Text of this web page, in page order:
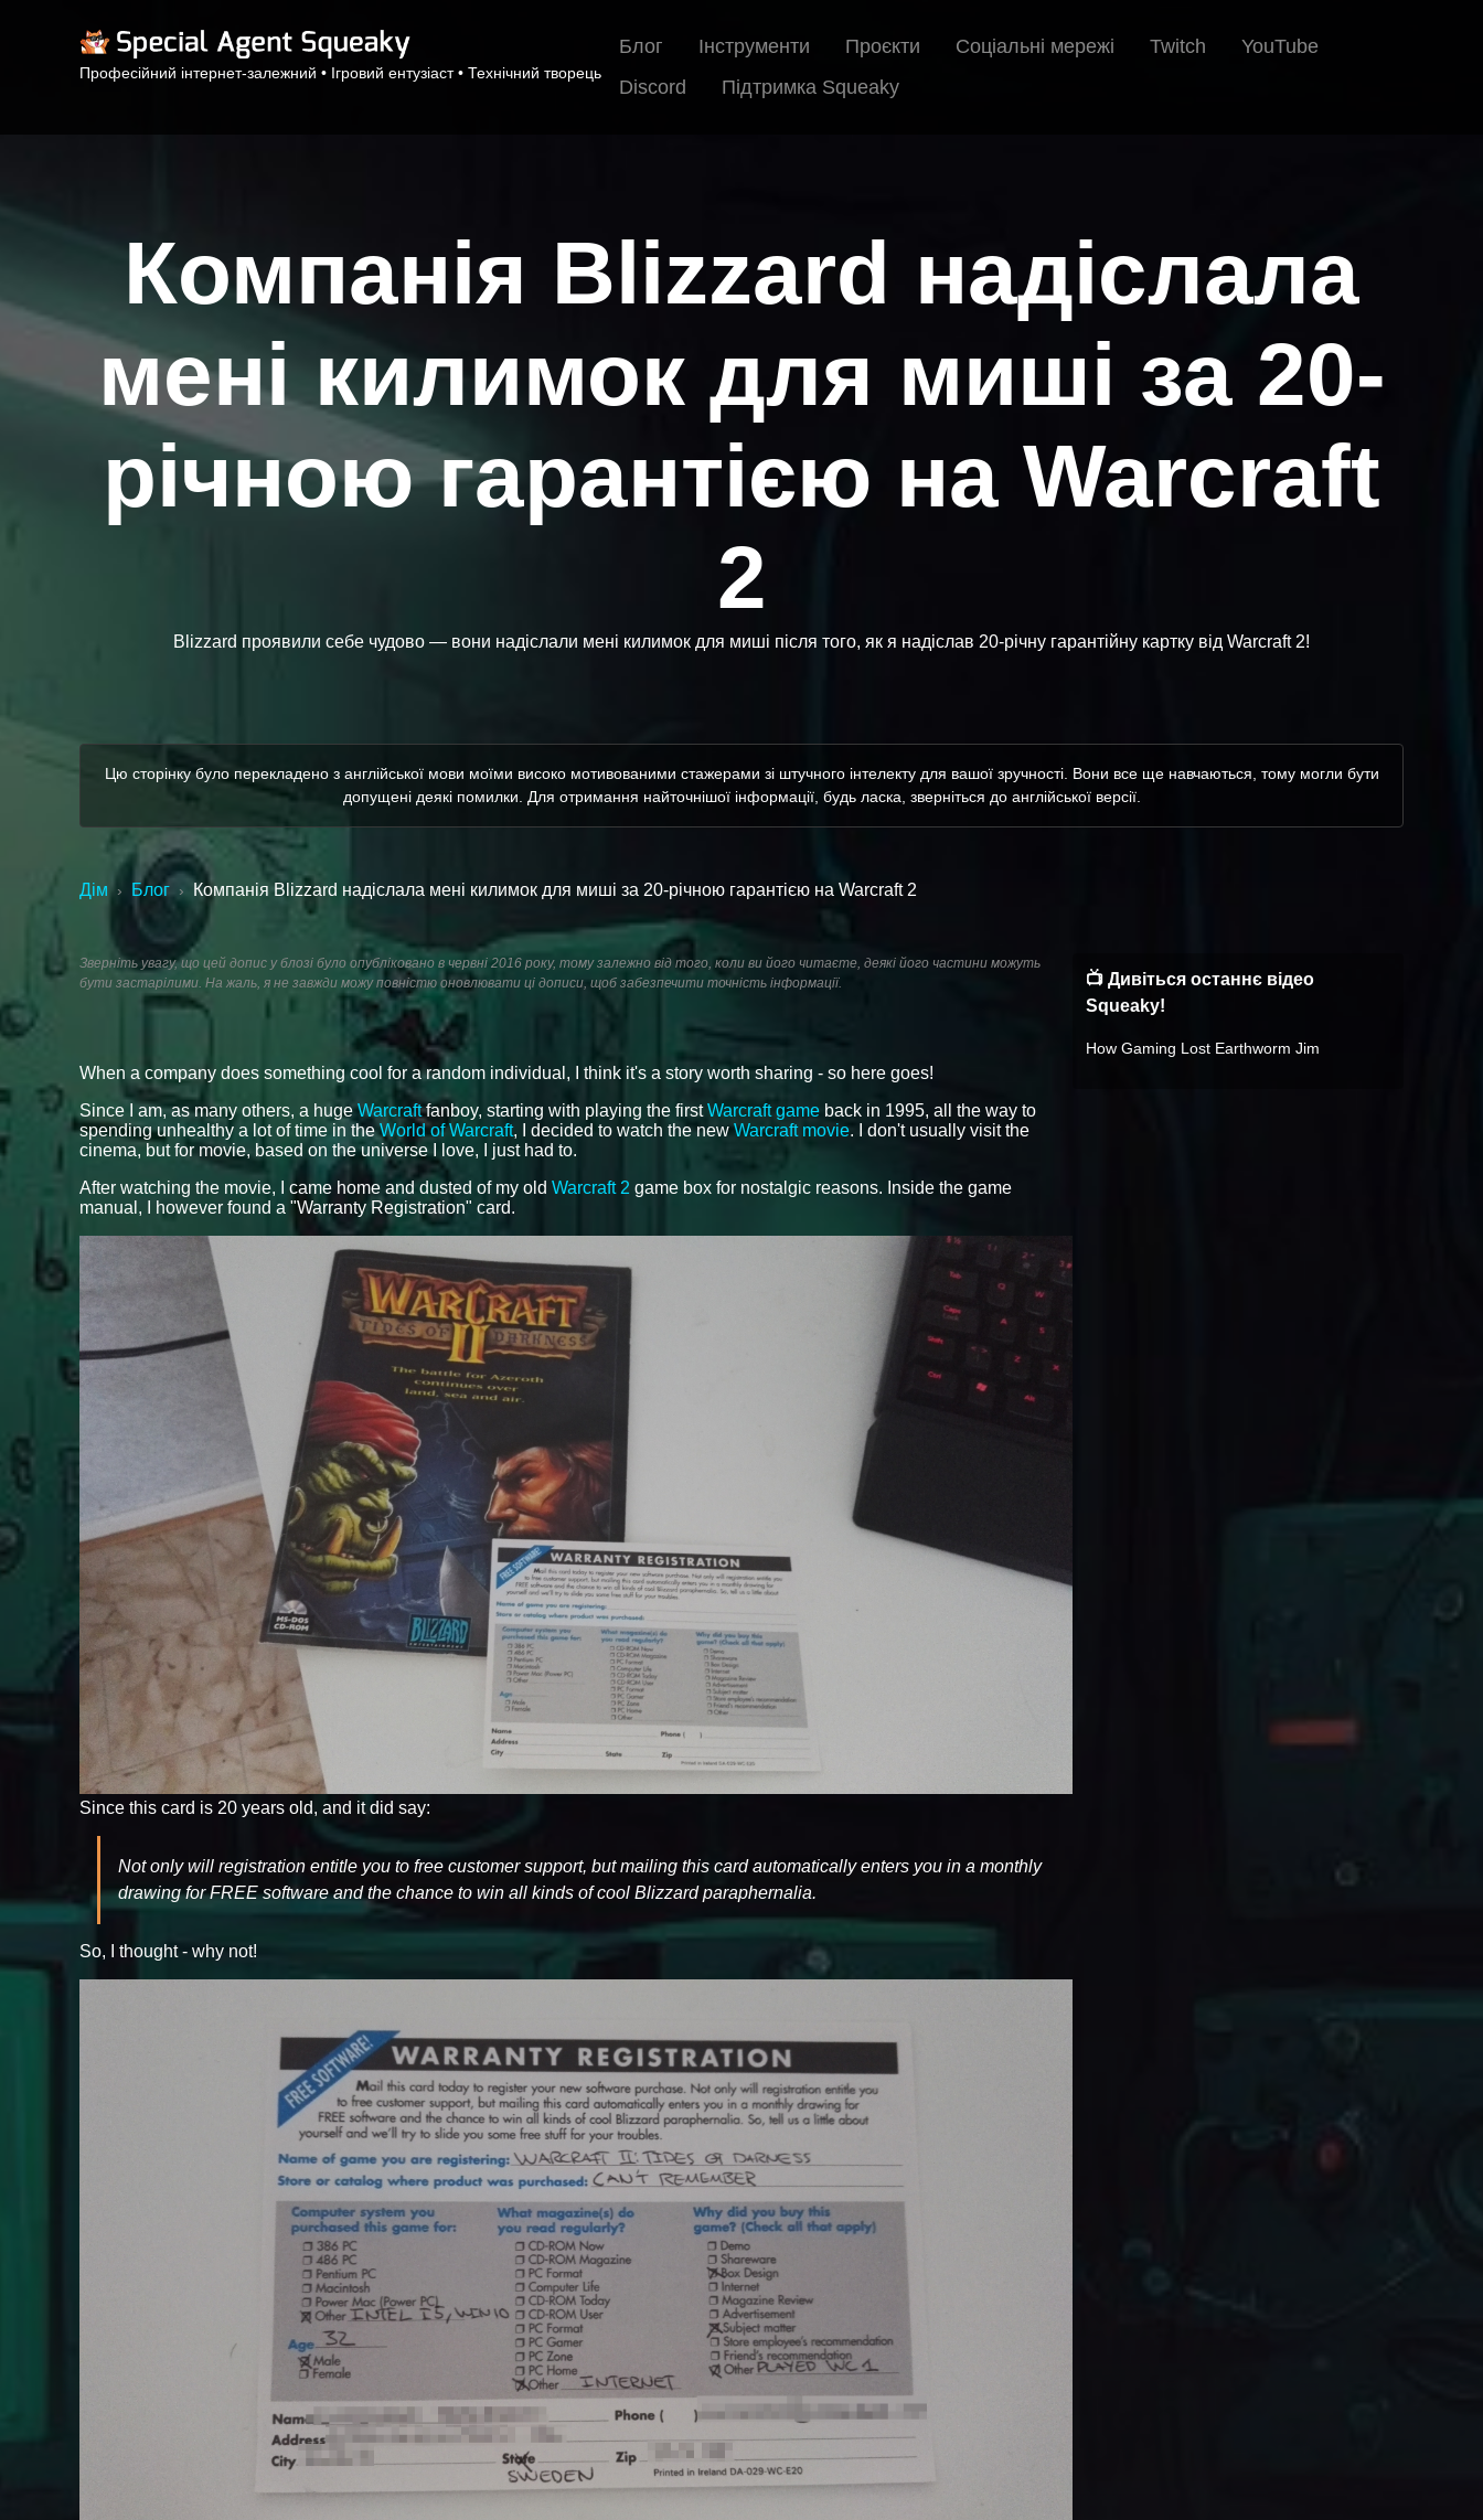
Професійний інтернет-залежний • Ігровий ентузіаст • Технічний творець
Блог Інструменти Проєкти Соціальні мережі Twitch
YouTube
Discord
Підтримка Squeaky
Компанія Blizzard надіслала
мені килимок для миші за 20-
річною гарантією на Warcraft
2
Blizzard проявили себе чудово — вони надіслали мені килимок для миші після того, як я надіслав 20-річну гарантійну картку від Warcraft 2!
Цю сторінку було перекладено з англійської мови моїми високо мотивованими стажерами зі штучного інтелекту для вашої зручності. Вони все ще навчаються, тому могли бути
допущені деякі помилки. Для отримання найточнішої інформації, будь ласка, зверніться до англійської версії.
Дім › Блог › Компанія Blizzard надіслала мені килимок для миші за 20-річною гарантією на Warcraft 2
Зверніть увагу, що цей допис у блозі було опубліковано в червні 2016 року, тому залежно від того, коли ви його читаєте, деякі його частини можуть
бути застарілими. На жаль, я не завжди можу повністю оновлювати ці дописи, щоб забезпечити точність інформації.
When a company does something cool for a random individual, I think it's a story worth sharing - so here goes!
Since I am, as many others, a hugeWarcraftfanboy, starting with playing the firstWarcraft game back in 1995, all the way to
spending unhealthy a lot of time in theWorld of Warcraft, I decided to watch the newWarcraft movie. I don't usually visit the
cinema, but for movie, based on the universe I love, I just had to.
After watching the movie, I came home and dusted of my old Warcraft 2 game box for nostalgic reasons. Inside the game
manual, I however found a "Warranty Registration" card.
Since this card is 20 years old, and it did say:
Not only will registration entitle you to free customer support, but mailing this card automatically enters you in a monthly
drawing for FREE software and the chance to win all kinds of cool Blizzard paraphernalia.
So, I thought - why not!
📺 Дивіться останнє відео
Squeaky!
How Gaming Lost Earthworm Jim